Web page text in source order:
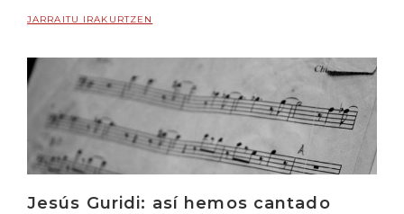
JARRAITU IRAKURTZEN
Jesús Guridi: así hemos cantado